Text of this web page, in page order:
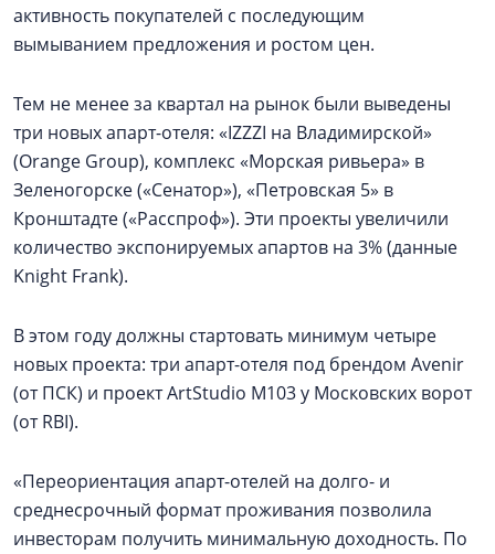
активность покупателей с последующим
вымыванием предложения и ростом цен.
Тем не менее за квартал на рынок были выведены
три новых апарт-отеля: «IZZZI на Владимирской»
(Orange Group), комплекс «Морская ривьера» в
Зеленогорске («Сенатор»), «Петровская 5» в
Кронштадте («Расспроф»). Эти проекты увеличили
количество экспонируемых апартов на 3% (данные
Knight Frank).
В этом году должны стартовать минимум четыре
новых проекта: три апарт-отеля под брендом Avenir
(от ПСК) и проект ArtStudio M103 у Московских ворот
(от RBI).
«Переориентация апарт-отелей на долго- и
среднесрочный формат проживания позволила
инвесторам получить минимальную доходность. По